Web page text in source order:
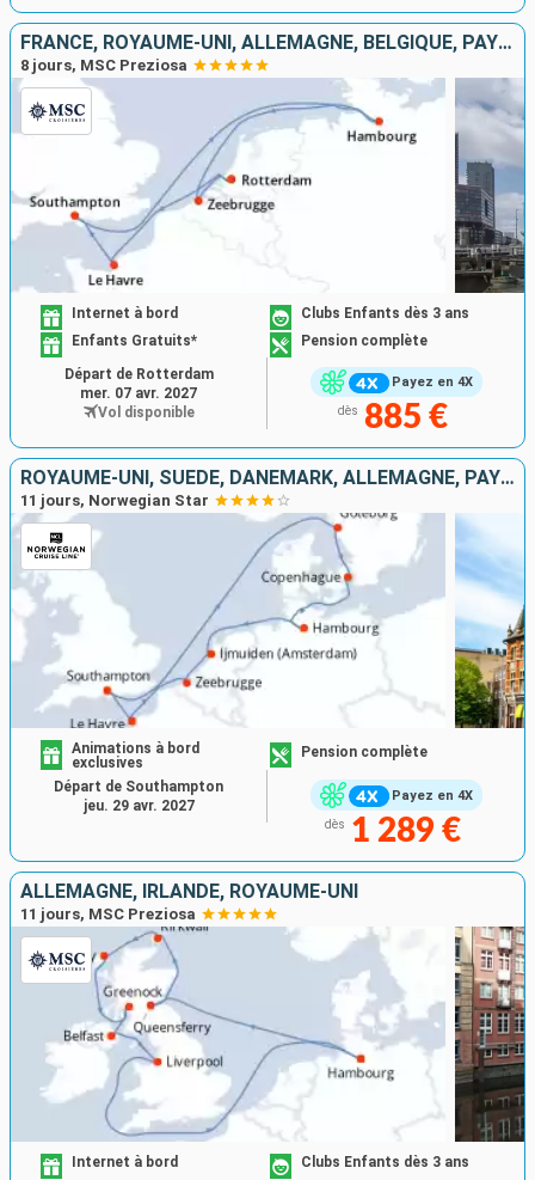
FRANCE, ROYAUME-UNI, ALLEMAGNE, BELGIQUE, PAYS-BAS
8 jours, MSC Preziosa
Payez en 4X
Internet à bord
Clubs Enfants dès 3 ans
Enfants Gratuits*
Pension complète
dès 885 €
Départ de Rotterdam
mer. 07 avr. 2027
Vol disponible
ROYAUME-UNI, SUÈDE, DANEMARK, ALLEMAGNE, PAYS-BAS, BELGIQUE, FRANCE
11 jours, Norwegian Star
Payez en 4X
Animations à bord
exclusives
Pension complète
dès 1 289 €
Départ de Southampton
jeu. 29 avr. 2027
ALLEMAGNE, IRLANDE, ROYAUME-UNI
11 jours, MSC Preziosa
Internet à bord
Clubs Enfants dès 3 ans